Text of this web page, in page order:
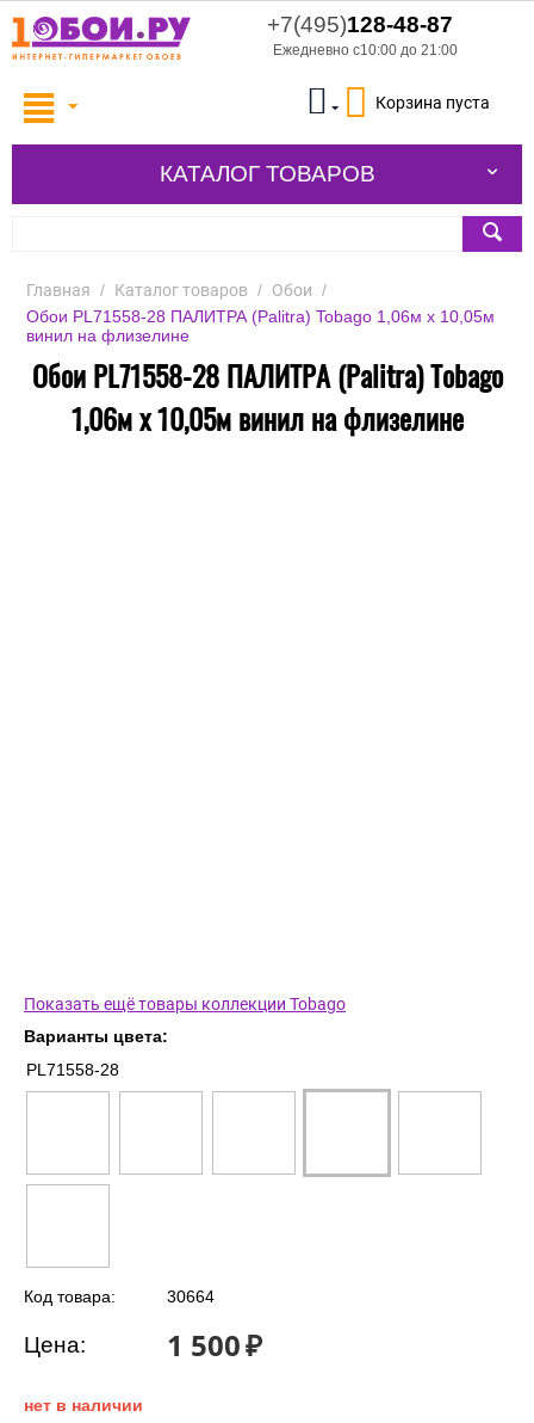
+7(495)128-48-87
Ежедневно с10:00 до 21:00
Корзина пуста
КАТАЛОГ ТОВАРОВ
Главная / Каталог товаров / Обои /
Обои PL71558-28 ПАЛИТРА (Palitra) Tobago 1,06м х 10,05м
винил на флизелине
Обои PL71558-28 ПАЛИТРА (Palitra) Tobago
1,06м х 10,05м винил на флизелине
Показать ещё товары коллекции Tobago
Варианты цвета:
PL71558-28
Код товара: 30664
Цена: 1 500₽
нет в наличии